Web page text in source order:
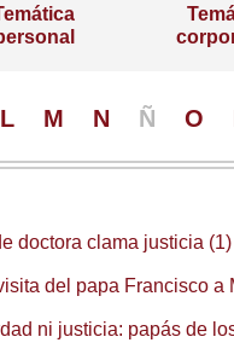
L M N Ñ O
doctora clama justicia (1)
del papa Francisco a
ni justicia: papás de